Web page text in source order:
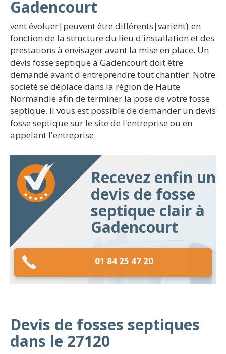
Gadencourt
vent évoluer|peuvent être différents|varient} en
fonction de la structure du lieu d'installation et des
prestations à envisager avant la mise en place. Un
devis fosse septique à Gadencourt doit être
demandé avant d'entreprendre tout chantier. Notre
société se déplace dans la région de Haute
Normandie afin de terminer la pose de votre fosse
septique. Il vous est possible de demander un devis
fosse septique sur le site de l'entreprise ou en
appelant l'entreprise.
Recevez enfin un
devis de fosse
septique clair à
Gadencourt
01 84 25 47 20
Devis de fosses septiques
dans le 27120